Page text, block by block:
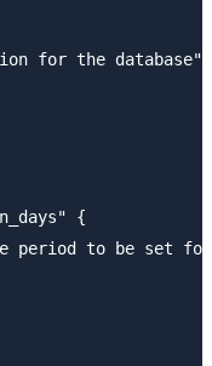
for the database"
{
period to be set